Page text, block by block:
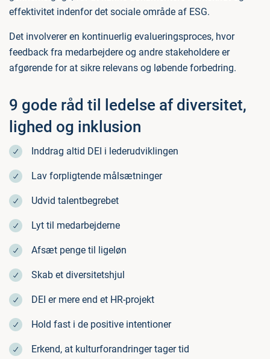
effektivitet indenfor det sociale område af ESG.
Det involverer en kontinuerlig evalueringsproces, hvor
feedback fra medarbejdere og andre stakeholdere er
afgørende for at sikre relevans og løbende forbedring.
9 gode råd til ledelse af diversitet,
lighed og inklusion
Inddrag altid DEI i lederudviklingen
Lav forpligtende målsætninger
Udvid talentbegrebet
Lyt til medarbejderne
Afsæt penge til ligeløn
Skab et diversitetshjul
DEI er mere end et HR-projekt
Hold fast i de positive intentioner
Erkend, at kulturforandringer tager tid